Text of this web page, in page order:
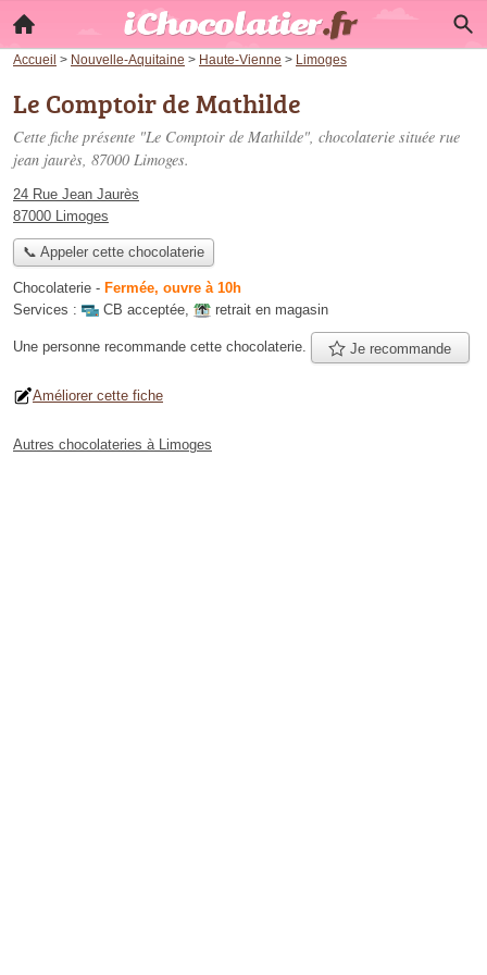
Accueil > Nouvelle-Aquitaine > Haute-Vienne > Limoges
Le Comptoir de Mathilde
Cette fiche présente "Le Comptoir de Mathilde", chocolaterie située rue
jean jaurès, 87000 Limoges.
24 Rue Jean Jaurès
87000 Limoges
📞 Appeler cette chocolaterie
Chocolaterie - Fermée, ouvre à 10h
Services :
CB acceptée, retrait en magasin
Une personne recommande cette chocolaterie. Je recommande
Améliorer cette fiche
Autres chocolateries à Limoges